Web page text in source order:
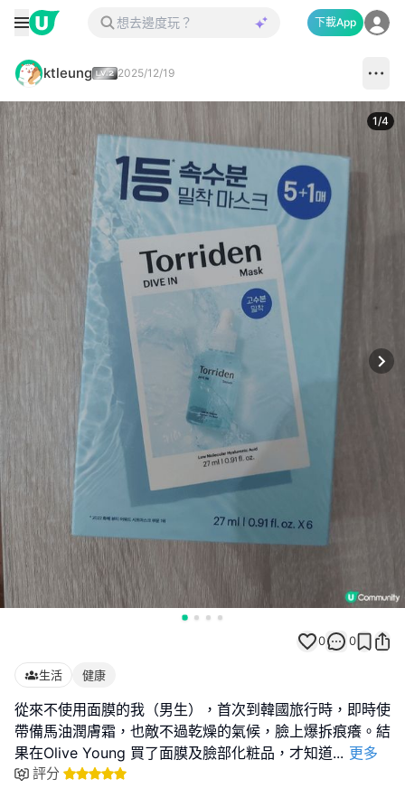
下載App
ktleung 2025/12/19
1/4
0 0
生活 健康
從來不使用面膜的我（男生），首次到韓國旅行時，即時使
帶備馬油潤膚霜，也敵不過乾燥的氣候，臉上爆拆痕癢。結
果在Olive Young 買了面膜及臉部化粧品，才知道... 更多
評分